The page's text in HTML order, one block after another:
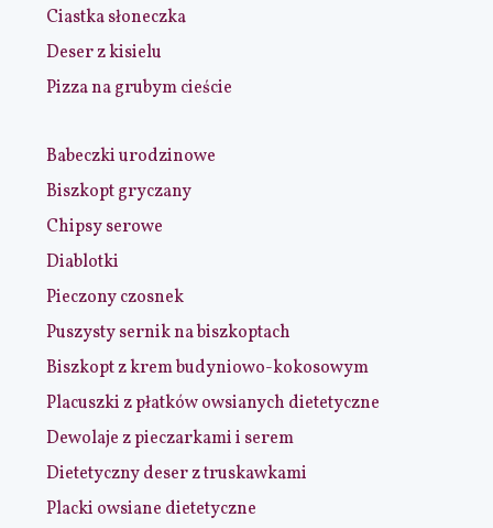
Ciastka słoneczka
Deser z kisielu
Pizza na grubym cieście
Babeczki urodzinowe
Biszkopt gryczany
Chipsy serowe
Diablotki
Pieczony czosnek
Puszysty sernik na biszkoptach
Biszkopt z krem budyniowo-kokosowym
Placuszki z płatków owsianych dietetyczne
Dewolaje z pieczarkami i serem
Dietetyczny deser z truskawkami
Placki owsiane dietetyczne